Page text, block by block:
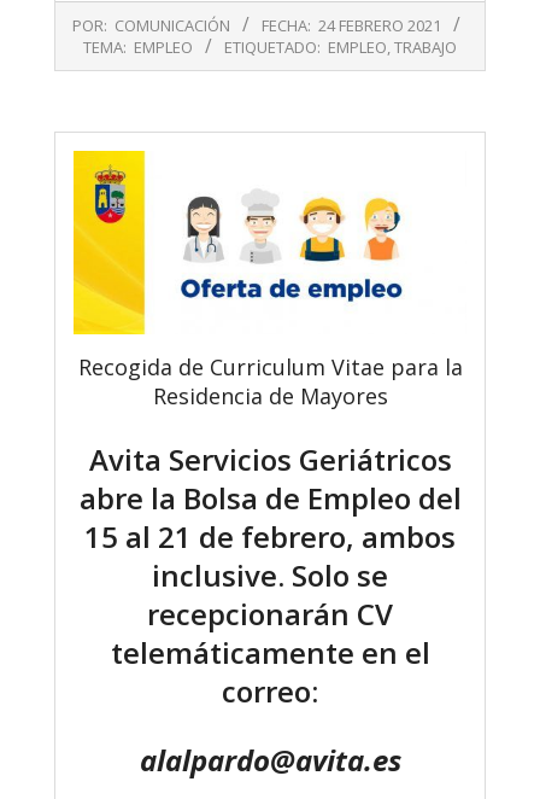
02-
24
POR: COMUNICACIÓN FECHA: 24 FEBRERO 2021
TEMA: EMPLEO ETIQUETADO: EMPLEO,TRABAJO
Recogida de Curriculum Vitae para la
Residencia de Mayores
Avita Servicios Geriátricos
abre la Bolsa de Empleo del
15 al 21 de febrero, ambos
inclusive. Solo se
recepcionarán CV
telemáticamente en el
correo:
alalpardo@avita.es